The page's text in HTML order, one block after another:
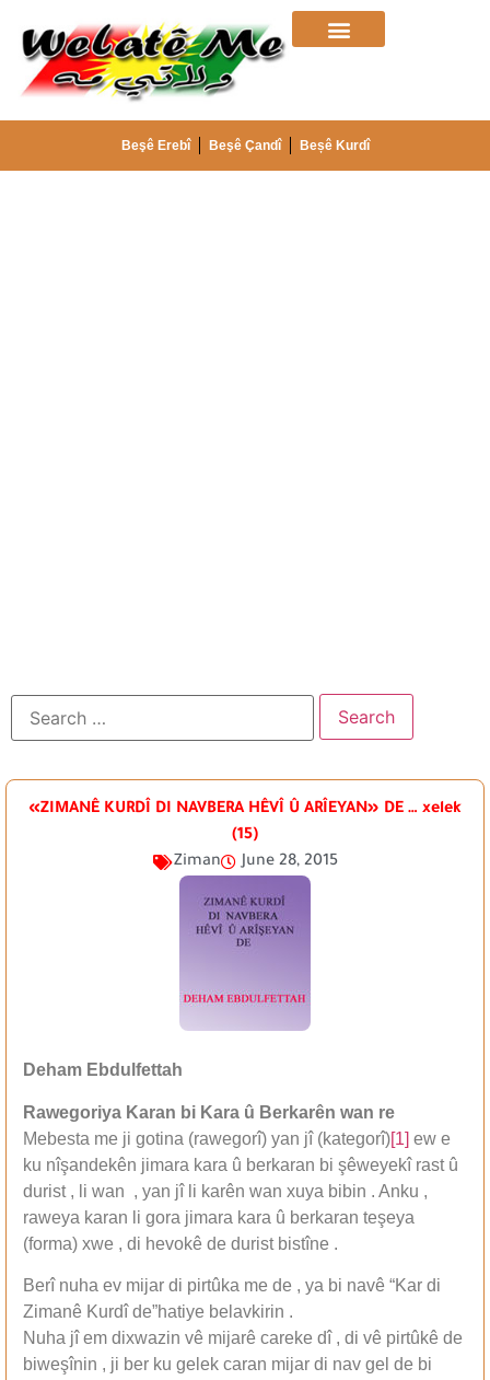
Beşê Erebî Beşê Çandî Beșê Kurdî
«ZIMANÊ KURDÎ DI NAVBERA HÊVÎ Û ARÎEYAN» DE … xelek
(15)
Ziman
June 28, 2015
Deham Ebdulfettah
Rawegoriya Karan bi Kara û Berkarên wan re
Mebesta me ji gotina (rawegorî) yan jî (kategorî)[1] ew e
ku nîşandekên jimara kara û berkaran bi şêweyekî rast û
durist , li wan , yan jî li karên wan xuya bibin . Anku ,
raweya karan li gora jimara kara û berkaran teşeya
(forma) xwe , di hevokê de durist bistîne .
Berî nuha ev mijar di pirtûka me de , ya bi navê “Kar di
Zimanê Kurdî de”hatiye belavkirin .
Nuha jî em dixwazin vê mijarê careke dî , di vê pirtûkê de
biweşînin , ji ber ku gelek caran mijar di nav gel de bi